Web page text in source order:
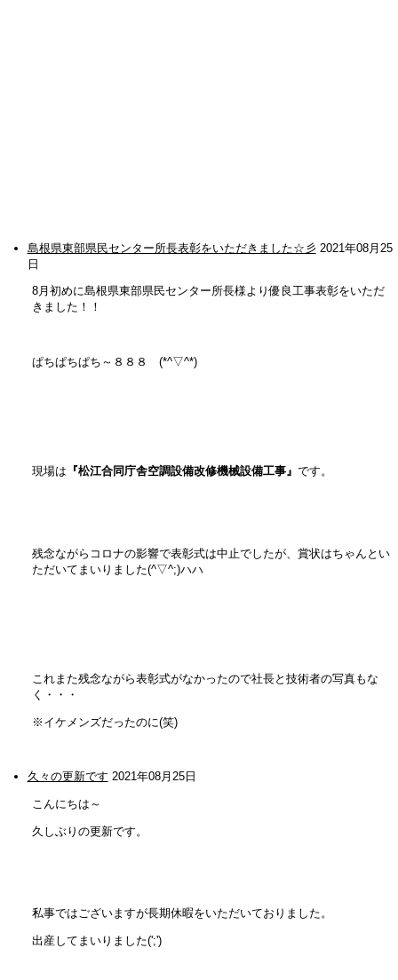
島根県東部県民センター所長表彰をいただきました☆彡 2021年08月25
日
8月初めに島根県東部県民センター所長様より優良工事表彰をいただ
きました！！
ぱちぱちぱち～８８８ (*^▽^*)
現場は 『松江合同庁舎空調設備改修機械設備工事』 です。
残念ながらコロナの影響で表彰式は中止でしたが、賞状はちゃんとい
ただいてまいりました(^▽^;)ハハ
これまた残念ながら表彰式がなかったので社長と技術者の写真もな
く・・・
※イケメンズだったのに(笑)
久々の更新です 2021年08月25日
こんにちは～
久しぶりの更新です。
私事ではございますが長期休暇をいただいておりました。
出産してまいりました(';')